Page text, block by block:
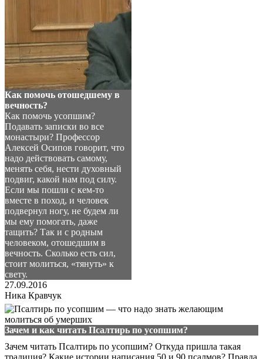
Как помочь отошедшему в
вечность?
Как помочь усопшим?
Подавать записки во все
монастыри? Профессор
Алексей Осипов говорит, что
надо действовать самому,
менять себя, нести духовный
подвиг, какой нам под силу.
Если мы пошли с кем-то
вместе в поход, и человек
подвернул ногу, не будем ли
мы ему помогать, даже
тащить? Так и с родным
человеком, отошедшим в
вечность. Сколько есть сил,
стоит молиться, «тянуть» к
свету.
27.09.2016
Ника Кравчук
Зачем и как читать Псалтирь по усопшим?
Зачем читать Псалтирь по усопшим? Откуда пришла такая
традиция? Какие истории написания 50 и 90 псалмов? Правда